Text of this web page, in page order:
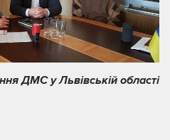
ДМС у Львівській області